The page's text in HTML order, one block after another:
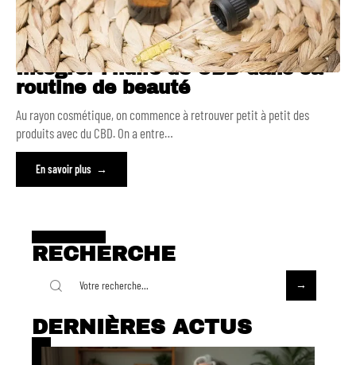
Intégrer l’huile de CBD dans sa
routine de beauté
Au rayon cosmétique, on commence à retrouver petit à petit des
produits avec du CBD. On a entre…
En savoir plus
RECHERCHE
DERNIÈRES ACTUS